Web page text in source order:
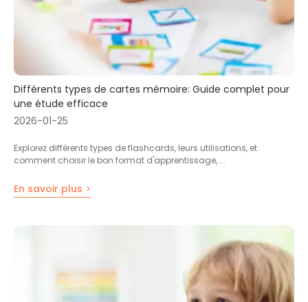
Différents types de cartes mémoire: Guide complet pour
une étude efficace
2026-01-25
Explorez différents types de flashcards, leurs utilisations, et
comment choisir le bon format d'apprentissage, ...
En savoir plus >